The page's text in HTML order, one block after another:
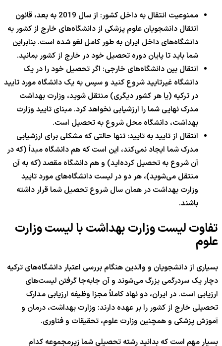
ممنوعیت انتقال به داخل کشور: از سال 2019 به بعد، قانون
انتقال دانشجویان علوم پزشکی از دانشگاه‌های خارج از کشور به
دانشگاه‌های داخل ایران به طور کامل لغو شده است. بنابراین
شما باید تا پایان دوره تحصیل خود در خارج از کشور بمانید.
انتقال بین دانشگاه‌های خارجی: اگر تحصیل خود را در یک
دانشگاه غیرتایید شروع کنید و سپس به یک دانشگاه مورد تایید
در ترکیه (یا هر کشور دیگری) منتقل شوید، وزارت بهداشت
مدرک نهایی شما را ارزشیابی نخواهد کرد. مبنای تایید وزارت
بهداشت، دانشگاه محل شروع به تحصیل است.
انتقال از تایید به تایید: تنها حالتی که مشکلی برای ارزشیابی
مدرک شما ایجاد نمی‌کند، این است که هم دانشگاه مبدأ (که در
آن شروع به تحصیل کرده‌اید) و هم دانشگاه مقصد (که به آن
منتقل می‌شوید)، هر دو در لیست دانشگاه‌های مورد تایید
وزارت بهداشت در همان سال شروع تحصیل شما قرار داشته
باشند.
تفاوت لیست وزارت بهداشت با لیست وزارت
علوم
بسیاری از دانشجویان و والدین هنگام بررسی اعتبار دانشگاه‌های ترکیه
دچار یک سردرگمی بزرگ می‌شوند و آن جابه‌جا گرفتن لیست‌های
ارزیابی است. در ایران، دو نهاد کاملاً مجزا وظیفه ارزیابی مدارک
تحصیلی خارج از کشور را بر عهده دارند: وزارت بهداشت، درمان و
آموزش پزشکی و همچنین وزارت علوم، تحقیقات و فناوری.
بسیار مهم است که بدانید رشته تحصیلی شما زیرمجموعه کدام